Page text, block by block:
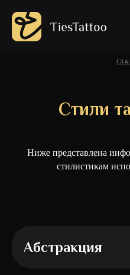
Стили
Ниже представлена
стилистикам
Абстракция